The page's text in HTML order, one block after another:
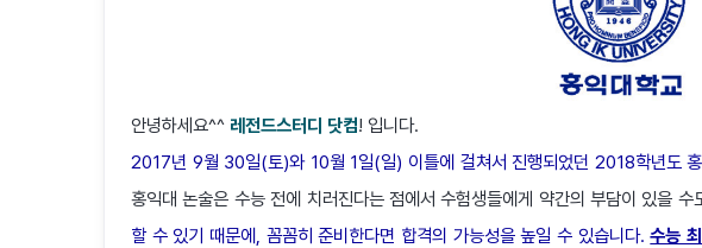
안녕하세요^^ 레전드스터디 닷컴! 입니다.
2017년 9월 30일(토)와 10월 1일(일) 이틀에 걸쳐서 진행되었던 2018학년도
홍익대 논술은 수능 전에 치러진다는 점에서 수험생들에게 약간의 부담이 있을
할 수 있기 때문에, 꼼꼼히 준비한다면 합격의 가능성을 높일 수 있습니다. 수능